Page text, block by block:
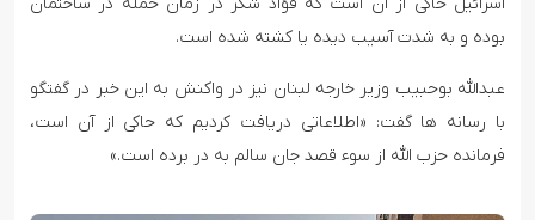
اسرائیل حاکی از آن است که فؤاد شکر در زمان حمله در ساختمان
بوده و به شدت آسیب دیده یا کشته شده است.
عبدالله بوحبیب وزیر خارجه لبنان نیز در واکنش به این خبر در گفتگو
با رسانه ها گفت: «اطلاعاتی دریافت کردیم که حاکی از آن است،
فرمانده حزب الله از سوء قصد جان سالم به در برده است.»